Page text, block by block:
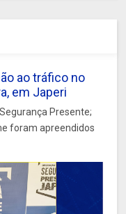
ao tráfico no
em Japeri
Presente;
foram apreendidos